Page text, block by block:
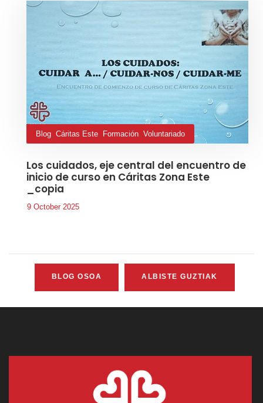
Blog Cáritas Este Formación Voluntariado
Los cuidados, eje central del encuentro de
inicio de curso en Cáritas Zona Este
_copia
9 October 2025
BLOG OSOA ALBISTE GUZTIAK